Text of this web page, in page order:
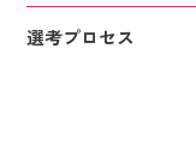
選考プロセス